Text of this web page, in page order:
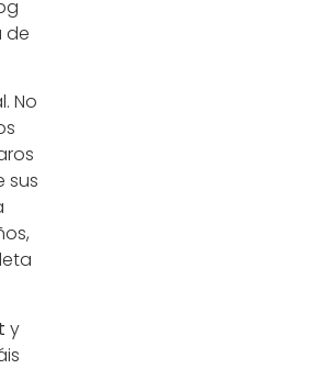
de
No
sus
y